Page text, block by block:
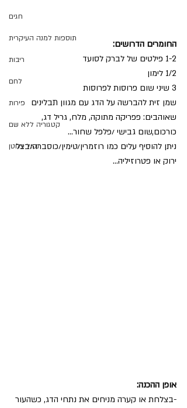
חגים
תוספות למנה העיקרית
ריבות
לחם
פירות
קטגוריה ללא שם
נטול גלוטן
החומרים הדרושים:
1-2 פילטים של לברק לסועד
1/2 לימון
3 שיני שום פרוסות לפרוסות
שמן זית להברשה על הדג עם מגוון תבלינים
שאוהבים: פפריקה מתוקה, מלח, גריל דג,
כורכום,שום גבישי /פלפל שחור…
ניתן להוסיף עלים כמו רוזמרין/טימין/כוסברה/בצל
ירוק או פטרוזיליה…
אופן ההכנה:
-בצלחת או קערה מניחים את נתחי הדג, כשהעור